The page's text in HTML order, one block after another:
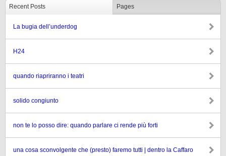
Recent Posts Pages
La bugia dell’underdog
H24
quando riapriranno i teatri
solido congiunto
non te lo posso dire: quando parlare ci rende più forti
una cosa sconvolgente che (presto) faremo tutti | dentro la Caffaro